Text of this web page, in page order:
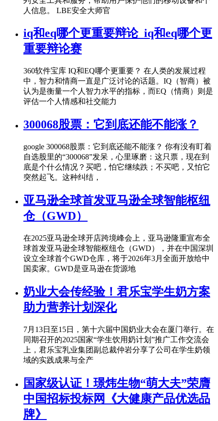
人信息。 LBE安全大师官
iq和eq哪个更重要辩论_iq和eq哪个更
重要辩论赛
360软件宝库 IQ和EQ哪个更重要？ 在人类的发展过程
中，智力和情商一直是广泛讨论的话题。IQ（智商）被
认为是衡量一个人智力水平的指标，而EQ（情商）则是
评估一个人情感和社交能力
300068股票：它到底还能不能涨？
google 300068股票：它到底还能不能涨？ 你有没有盯着
自选股里的“300068”发呆，心里琢磨：这只票，现在到
底是个什么情况？买吧，怕它继续跌；不买吧，又怕它
突然起飞。这种纠结，
亚马逊全球首发亚马逊全球智能枢纽
仓（GWD）
在2025亚马逊全球开店跨境峰会上，亚马逊隆重宣布全
球首发亚马逊全球智能枢纽仓（GWD），并在中国深圳
设立全球首个GWD仓库，将于2026年3月全面开放给中
国卖家。GWD是亚马逊在货源地
奶业大会传经验！君乐宝学生奶方案
助力营养计划深化
7月13日至15日，第十六届中国奶业大会在厦门举行。在
同期召开的2025国家“学生饮用奶计划”推广工作交流会
上，君乐宝乳业集团副总裁仲岩分享了公司在学生奶领
域的实践成果与全产
国家级认证！璟炜生物“萌大夫”荣膺
中国招标投标网《大健康产品优选品
牌》